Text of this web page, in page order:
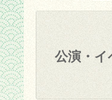
公演・イ